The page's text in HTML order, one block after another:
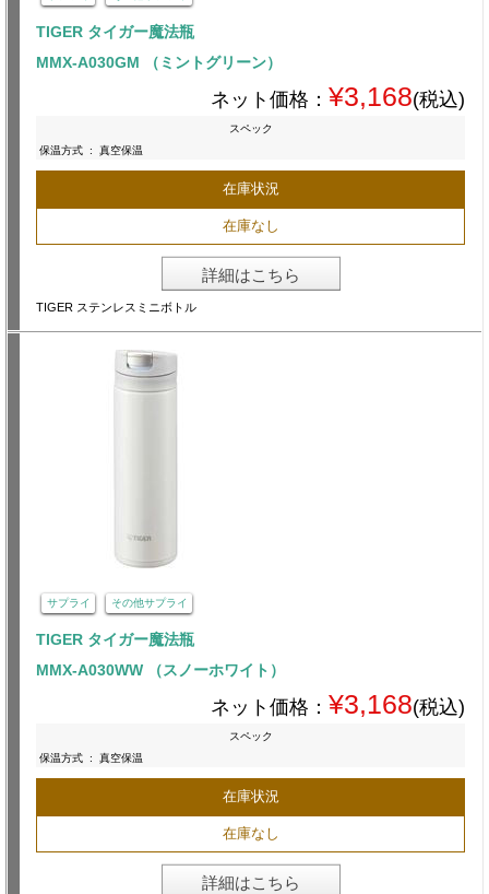
TIGER タイガー魔法瓶
MMX-A030GM （ミントグリーン）
ネット価格： ¥3,168(税込)
スペック
保温方式 : 真空保温
在庫状況
在庫なし
詳細はこちら
TIGER ステンレスミニボトル
サプライ その他サプライ
TIGER タイガー魔法瓶
MMX-A030WW （スノーホワイト）
ネット価格： ¥3,168(税込)
スペック
保温方式 : 真空保温
在庫状況
在庫なし
詳細はこちら